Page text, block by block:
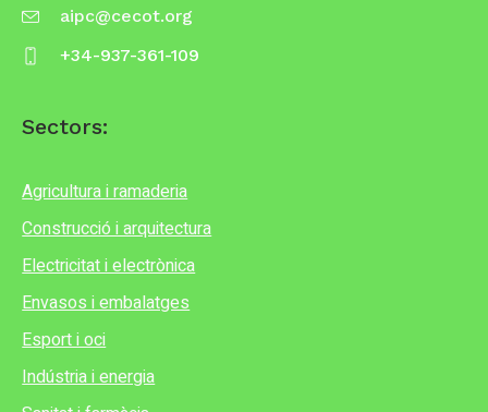
aipc@cecot.org
+34-937-361-109
Sectors:
Agricultura i ramaderia
Construcció i arquitectura
Electricitat i electrònica
Envasos i embalatges
Esport i oci
Indústria i energia